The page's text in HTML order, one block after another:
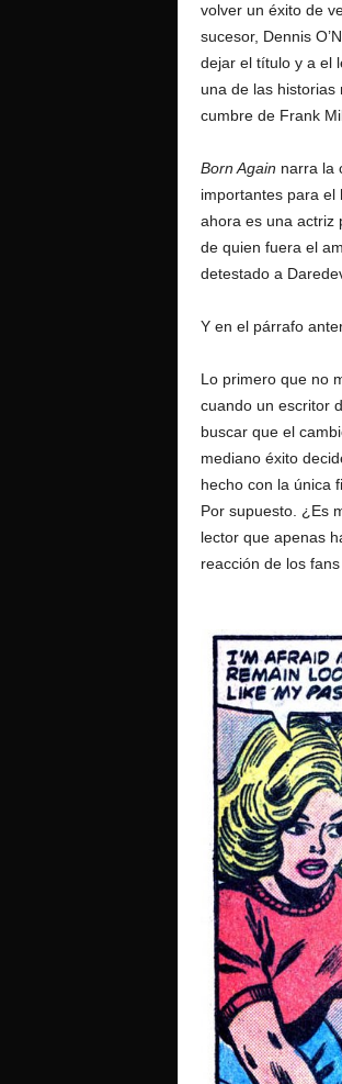
volver un éxito de
sucesor, Dennis
dejar el título y a el
una de las
cumbre de Frank
Born Again narra la
importantes para el
ahora es una actriz
de quien fuera el
detestado a
Y en el párrafo
Lo primero que no
cuando un escritor
buscar que el
mediano éxito
hecho con la única
Por supuesto. ¿Es
lector que apenas
reacción de los